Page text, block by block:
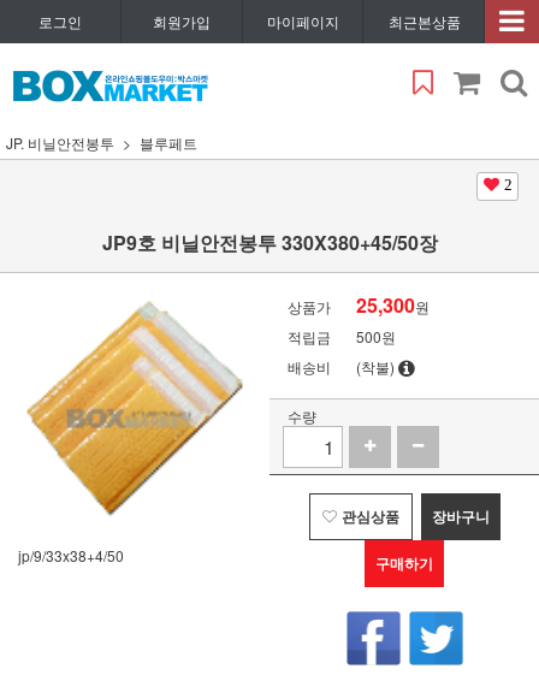
로그인 회원가입 마이페이지 최근본상품
JP. 비닐안전봉투 블루페트
2
JP9호 비닐안전봉투 330X380+45/50장
jp/9/33x38+4/50
상품가 25,300원
적립금
500원
배송비
(착불)
수량
관심상품 장바구니
구매하기